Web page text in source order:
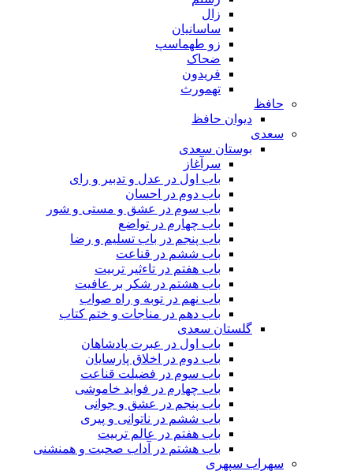
زال
ساسانیان
زو طهماسپ‏
ضحاک
فریدون
تهمورث
حافظ
دیوان حافظ
سعدی
بوستان سعدی
سرآغاز
باب اول در عدل و تدبیر و رای
باب دوم در احسان
باب سوم در عشق و مستی و شور
باب چهارم در تواضع
باب پنجم در باب تسلیم و رضا
باب ششم در قناعت
باب هفتم در تاءثیر تربیت
باب هشتم در شکر بر عافیت
باب نهم در توبه و راه صواب
باب دهم در مناجات و ختم کتاب
گلستان سعدی
باب اول در عبرت پادشاهان
باب دوم در اخلاق پارسایان
باب سوم در فضیلت قناعت
باب چهارم در فواید خاموشى
باب پنجم در عشق و جوانى
باب ششم در ناتوانى و پیرى
باب هفتم در عالم تربیت
باب هشتم در آداب صحبت و همنشنى
سهراب سپهری